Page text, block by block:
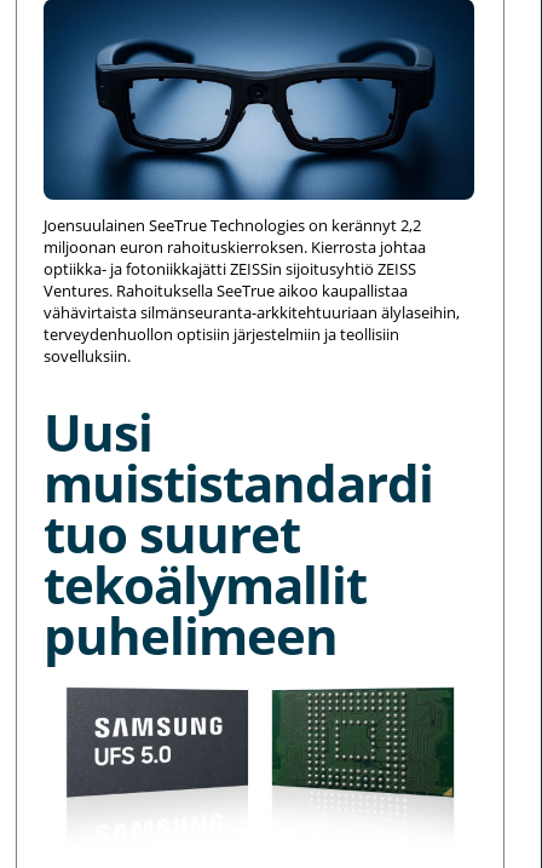
Joensuulainen SeeTrue Technologies on kerännyt 2,2
miljoonan euron rahoituskierroksen. Kierrosta johtaa
optiikka- ja fotoniikkajätti ZEISSin sijoitusyhtiö ZEISS
Ventures. Rahoituksella SeeTrue aikoo kaupallistaa
vähävirtaista silmänseuranta-arkkitehtuuriaan älylaseihin,
terveydenhuollon optisiin järjestelmiin ja teollisiin
sovelluksiin.
Uusi
muististandardi
tuo suuret
tekoälymallit
puhelimeen